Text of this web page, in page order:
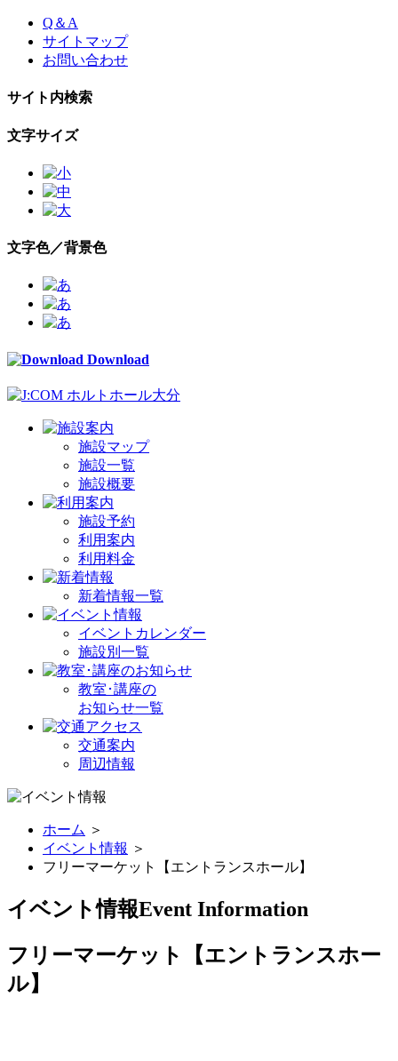
Skip
content
Q＆A
サイトマップ
お問い合わせ
サイト内検索
文字サイズ
文字色／背景色
Download
施設マップ
施設一覧
施設概要
施設予約
利用案内
利用料金
新着情報一覧
イベントカレンダー
施設別一覧
教室･講座の
お知らせ一覧
交通案内
周辺情報
ホーム ＞
イベント情報 ＞
フリーマーケット【エントランスホール】
イベント情報Event Information
フリーマーケット【エントランスホー
ル】